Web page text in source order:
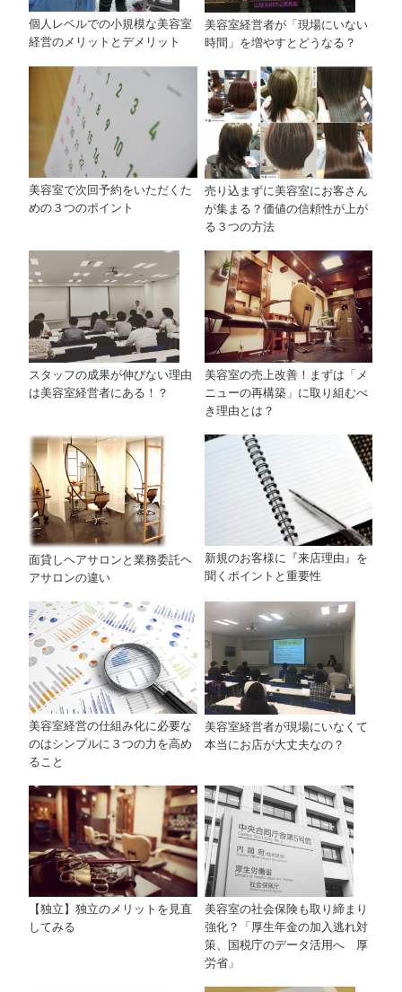
個人レベルでの小規模な美容室
経営のメリットとデメリット
美容室経営者が「現場にいない
時間」を増やすとどうなる？
美容室で次回予約をいただくた
めの３つのポイント
売り込まずに美容室にお客さん
が集まる？価値の信頼性が上が
る３つの方法
スタッフの成果が伸びない理由
は美容室経営者にある！？
美容室の売上改善！まずは「メ
ニューの再構築」に取り組むべ
き理由とは？
面貸しヘアサロンと業務委託ヘ
アサロンの違い
新規のお客様に『来店理由』を
聞くポイントと重要性
美容室経営の仕組み化に必要な
のはシンプルに３つの力を高め
ること
美容室経営者が現場にいなくて
本当にお店が大丈夫なの？
【独立】独立のメリットを見直
してみる
美容室の社会保険も取り締まり
強化？「厚生年金の加入逃れ対
策、国税庁のデータ活用へ 厚
労省」